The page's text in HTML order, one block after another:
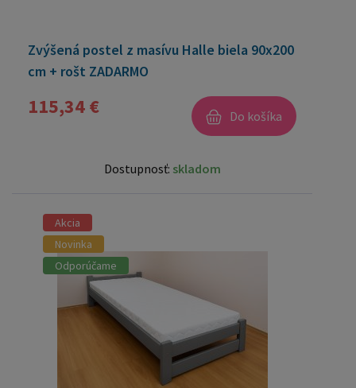
Zvýšená postel z masívu Halle biela 90x200
cm + rošt ZADARMO
115,34 € Do košíka
Dostupnosť: skladom
Akcia
Novinka
Odporúčame